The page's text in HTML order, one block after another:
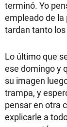
terminó. Yo
empleado de la
tardan tanto
Lo último que
ese domingo y
su imagen
trampa, y
pensar en otra
explicarle a